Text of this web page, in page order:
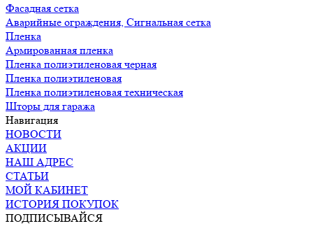
Фасадная сетка
Аварийные ограждения, Сигнальная сетка
Пленка
Армированная пленка
Пленка полиэтиленовая черная
Пленка полиэтиленовая
Пленка полиэтиленовая техническая
Шторы для гаража
Навигация
НОВОСТИ
АКЦИИ
НАШ АДРЕС
СТАТЬИ
МОЙ КАБИНЕТ
ИСТОРИЯ ПОКУПОК
ПОДПИСЫВАЙСЯ